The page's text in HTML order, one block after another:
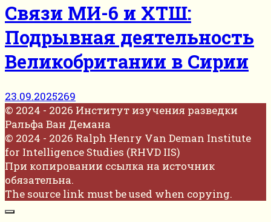
Связи МИ-6 и ХТШ:
Подрывная деятельность
Великобритании в Сирии
23.09.2025269
© 2024 - 2026 Институт изучения разведки
Ральфа Ван Демана
© 2024 - 2026 Ralph Henry Van Deman Institute
for Intelligence Studies (RHVD IIS)
При копировании ссылка на источник
обязательна.
The source link must be used when copying.